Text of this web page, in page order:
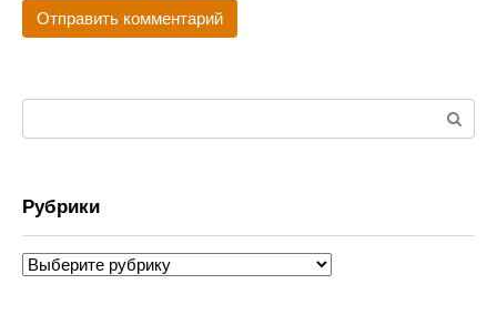
Рубрики
Рубрики